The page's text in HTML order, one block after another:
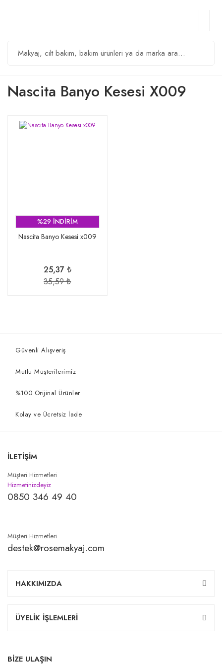
Nascita Banyo Kesesi X009
%29 İNDİRİM
Nascita Banyo Kesesi x009
25,37 ₺
35,59 ₺
Güvenli Alışveriş
Mutlu Müşterilerimiz
%100 Orijinal Ürünler
Kolay ve Ücretsiz İade
İLETİŞİM
Müşteri Hizmetleri
Hizmetinizdeyiz
0850 346 49 40
Müşteri Hizmetleri
destek@rosemakyaj.com
HAKKIMIZDA
ÜYELİK İŞLEMLERİ
BİZE ULAŞIN